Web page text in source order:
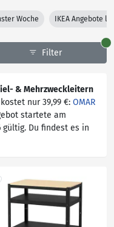
Woche IKEA Angebote
Filter
& Mehrzweckleitern
nur 39,99 €: OMAR
startete am
gültig. Du findest es in